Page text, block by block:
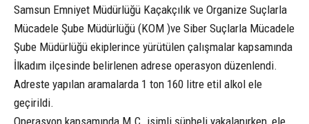
Samsun Emniyet Müdürlüğü Kaçakçılık ve Organize Suçlarla
Mücadele Şube Müdürlüğü (KOM )ve Siber Suçlarla Mücadele
Şube Müdürlüğü ekiplerince yürütülen çalışmalar kapsamında
İlkadım ilçesinde belirlenen adrese operasyon düzenlendi.
Adreste yapılan aramalarda 1 ton 160 litre etil alkol ele
geçirildi.
Operasyon kapsamında M.Ç. isimli şüpheli yakalanırken, ele